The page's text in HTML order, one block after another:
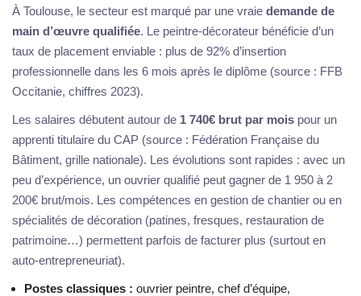
À Toulouse, le secteur est marqué par une vraie demande de
main d’œuvre qualifiée. Le peintre-décorateur bénéficie d’un
taux de placement enviable : plus de 92% d’insertion
professionnelle dans les 6 mois après le diplôme (source : FFB
Occitanie, chiffres 2023).
Les salaires débutent autour de 1 740€ brut par mois pour un
apprenti titulaire du CAP (source : Fédération Française du
Bâtiment, grille nationale). Les évolutions sont rapides : avec un
peu d’expérience, un ouvrier qualifié peut gagner de 1 950 à 2
200€ brut/mois. Les compétences en gestion de chantier ou en
spécialités de décoration (patines, fresques, restauration de
patrimoine…) permettent parfois de facturer plus (surtout en
auto-entrepreneuriat).
Postes classiques : ouvrier peintre, chef d’équipe,